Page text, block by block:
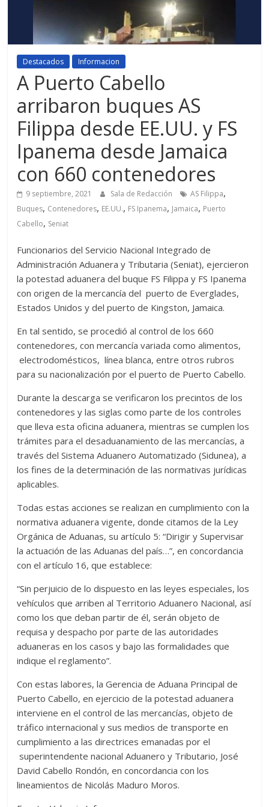
Destacados Informacion
A Puerto Cabello
arribaron buques AS
Filippa desde EE.UU. y FS
Ipanema desde Jamaica
con 660 contenedores
9 septiembre, 2021 Sala de Redacción AS Filippa,
Buques, Contenedores, EE.UU., FS Ipanema, Jamaica, Puerto
Cabello, Seniat
Funcionarios del Servicio Nacional Integrado de
Administración Aduanera y Tributaria (Seniat), ejercieron
la potestad aduanera del buque FS Filippa y FS Ipanema
con origen de la mercancía del puerto de Everglades,
Estados Unidos y del puerto de Kingston, Jamaica.
En tal sentido, se procedió al control de los 660
contenedores, con mercancía variada como alimentos,
electrodomésticos, línea blanca, entre otros rubros
para su nacionalización por el puerto de Puerto Cabello.
Durante la descarga se verificaron los precintos de los
contenedores y las siglas como parte de los controles
que lleva esta oficina aduanera, mientras se cumplen los
trámites para el desaduanamiento de las mercancías, a
través del Sistema Aduanero Automatizado (Sidunea), a
los fines de la determinación de las normativas jurídicas
aplicables.
Todas estas acciones se realizan en cumplimiento con la
normativa aduanera vigente, donde citamos de la Ley
Orgánica de Aduanas, su artículo 5: “Dirigir y Supervisar
la actuación de las Aduanas del país…”, en concordancia
con el artículo 16, que establece:
“Sin perjuicio de lo dispuesto en las leyes especiales, los
vehículos que arriben al Territorio Aduanero Nacional, así
como los que deban partir de él, serán objeto de
requisa y despacho por parte de las autoridades
aduaneras en los casos y bajo las formalidades que
indique el reglamento”.
Con estas labores, la Gerencia de Aduana Principal de
Puerto Cabello, en ejercicio de la potestad aduanera
interviene en el control de las mercancías, objeto de
tráfico internacional y sus medios de transporte en
cumplimiento a las directrices emanadas por el
superintendente nacional Aduanero y Tributario, José
David Cabello Rondón, en concordancia con los
lineamientos de Nicolás Maduro Moros.